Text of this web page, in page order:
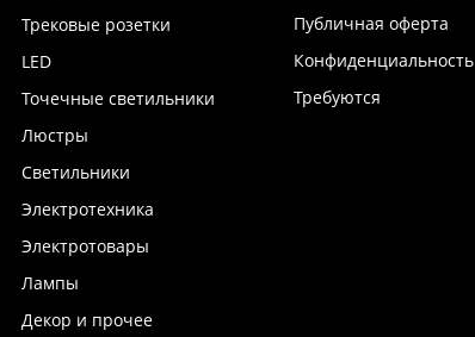
Трековые розетки
LED
Точечные светильники
Люстры
Светильники
Электротехника
Электротовары
Лампы
Декор и прочее
Публичная оферта
Конфиденциальность
Требуются